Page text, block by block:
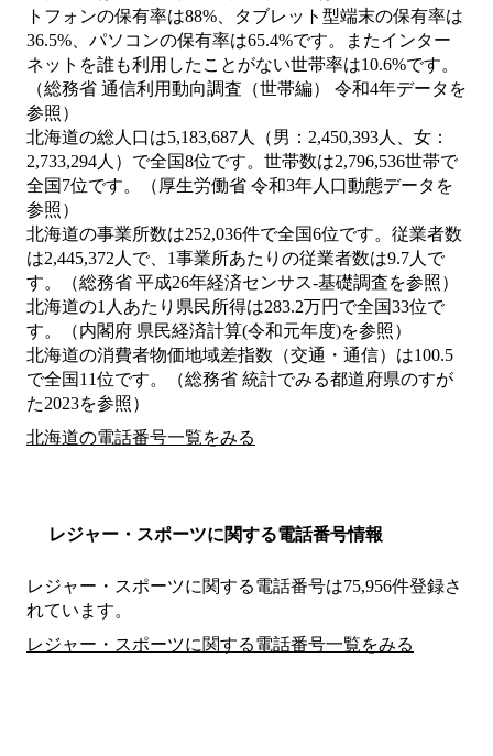
トフォンの保有率は88%、タブレット型端末の保有率は
36.5%、パソコンの保有率は65.4%です。またインター
ネットを誰も利用したことがない世帯率は10.6%です。
（総務省 通信利用動向調査（世帯編） 令和4年データを
参照）
北海道の総人口は5,183,687人（男：2,450,393人、女：
2,733,294人）で全国8位です。世帯数は2,796,536世帯で
全国7位です。（厚生労働省 令和3年人口動態データを
参照）
北海道の事業所数は252,036件で全国6位です。従業者数
は2,445,372人で、1事業所あたりの従業者数は9.7人で
す。（総務省 平成26年経済センサス‐基礎調査を参照）
北海道の1人あたり県民所得は283.2万円で全国33位で
す。（内閣府 県民経済計算(令和元年度)を参照）
北海道の消費者物価地域差指数（交通・通信）は100.5
で全国11位です。（総務省 統計でみる都道府県のすが
た2023を参照）
北海道の電話番号一覧をみる
レジャー・スポーツに関する電話番号情報
レジャー・スポーツに関する電話番号は75,956件登録さ
れています。
レジャー・スポーツに関する電話番号一覧をみる